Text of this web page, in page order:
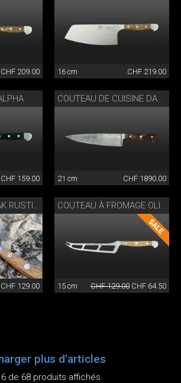
CHF 209.00 16 cm CHF 219.00
CHF 159.00 21 cm CHF 1890.00
COUTEAU À STEAK RUSTICO
CHF 129.00
COUTEAU À FROMAGE OLIVIER
15 cm CHF 129.00 CHF 64.50
plus d'articles
de 68 produits affichés